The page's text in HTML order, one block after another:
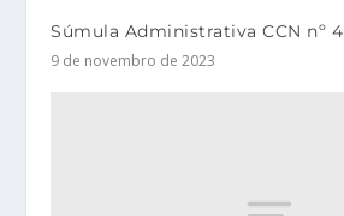
Súmula Administrativa CCN nº 4
9 de novembro de 2023